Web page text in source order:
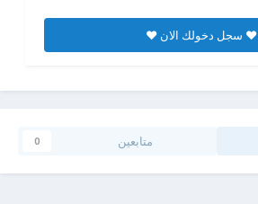
♥ سجل دخولك الان ♥
متابعين 0